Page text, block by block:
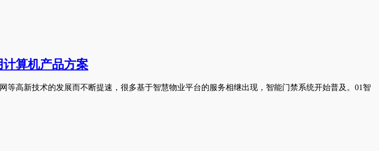
算机产品方案
高新技术的发展而不断提速，很多基于智慧物业平台的服务相继出现，智能门禁系统开始普及。01智